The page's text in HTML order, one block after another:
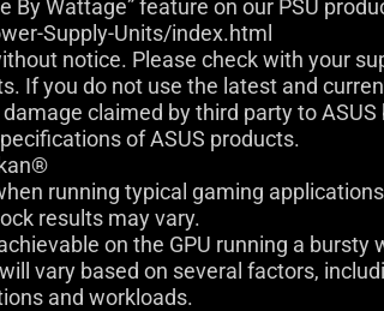
By Wattage” feature on our PSU
Supply-Units/index.html
notice. Please check with your
If you do not use the latest and
claimed by third party to
of ASUS products.
running typical gaming
results may vary.
on the GPU running a bursty
vary based on several factors,
and workloads.